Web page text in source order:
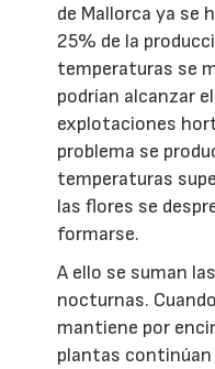
de Mallorca ya se
25% de la
temperaturas se
podrían alcanzar
explotaciones
problema se
temperaturas
las flores se
formarse.
A ello se suman
nocturnas.
mantiene por
plantas